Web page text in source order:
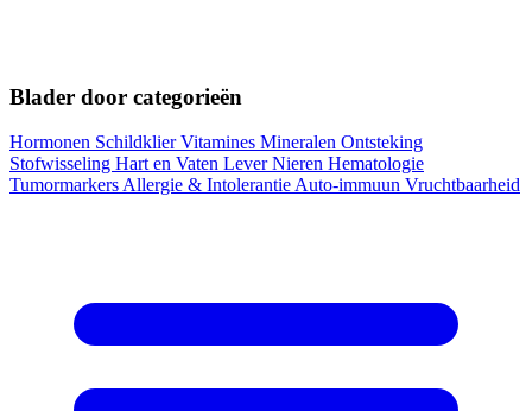
Blader door categorieën
Hormonen SchildklierVitamines Mineralen Ontsteking
Stofwisseling Hart en Vaten LeverNieren Hematologie
TumormarkersAllergie & IntolerantieAuto-immuun Vruchtbaarheid